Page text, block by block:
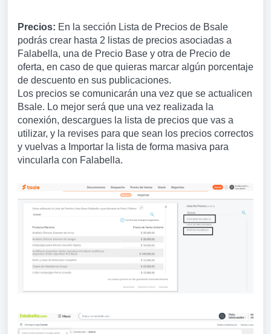
Precios: En la sección Lista de Precios de Bsale
podrás crear hasta 2 listas de precios asociadas a
Falabella, una de Precio Base y otra de Precio de
oferta, en caso de que quieras marcar algún porcentaje
de descuento en sus publicaciones.
Los precios se comunicarán una vez que se actualicen
Bsale. Lo mejor será que una vez realizada la
conexión, descargues la lista de precios que vas a
utilizar, y la revises para que sean los precios correctos
y vuelvas a Importar la lista de forma masiva para
vincularla con Falabella.